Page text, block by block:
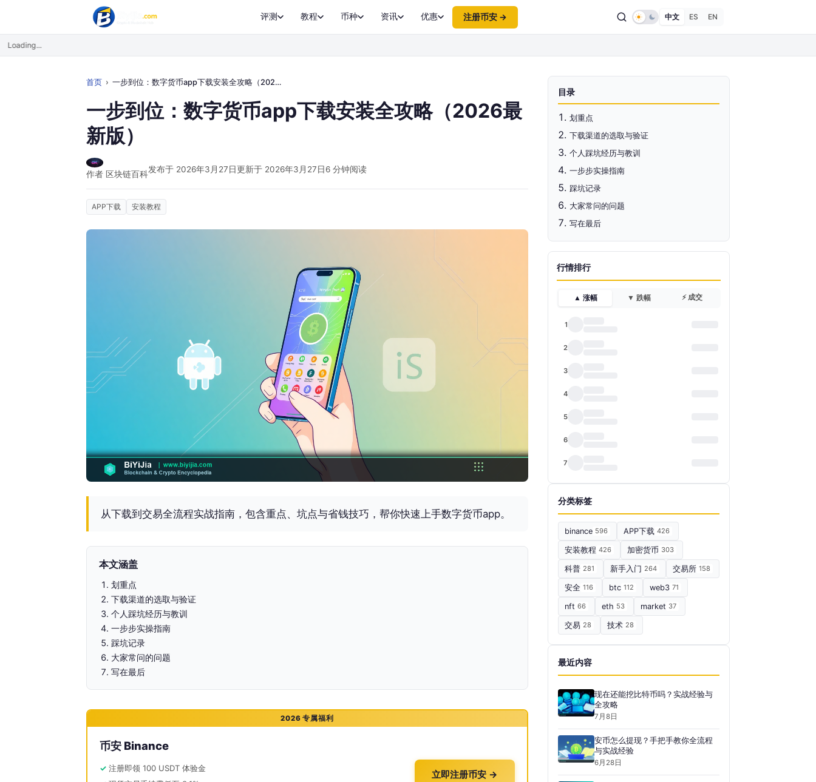
评测 教程 币种 资讯 优惠 注册币安 → 中文 ES EN
Loading...
首页 一步到位：数字货币app下载安装全攻略（2026最新版）
一步到位：数字货币app下载安装全攻略（2026最
新版）
作者 区块链百科发布于 2026年3月27日更新于 2026年3月27日6 分钟阅读
APP下载 安装教程
从下载到交易全流程实战指南，包含重点、坑点与省钱技巧，帮你快速上手数字货币app。
本文涵盖
划重点
下载渠道的选取与验证
个人踩坑经历与教训
一步步实操指南
踩坑记录
大家常问的问题
写在最后
2026 专属福利
币安 Binance
注册即领 100 USDT 体验金
立即注册币安 →
目录
划重点
下载渠道的选取与验证
个人踩坑经历与教训
一步步实操指南
踩坑记录
大家常问的问题
写在最后
行情排行
▲ 涨幅 ▼ 跌幅 ⚡ 成交
1
2
3
4
5
6
7
分类标签
binance 596 APP下载 426
安装教程 426 加密货币 303
科普 281 新手入门 264 交易所 158
安全 116 btc 112 web3 71
nft 66 eth 53 market 37
交易 28 技术 28
最近内容
现在还能挖比特币吗？实战经验与
全攻略
7月8日
安币怎么提现？手把手教你全流程
与实战经验
6月28日